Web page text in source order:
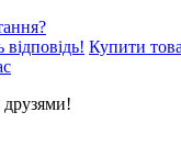
відповідь! Купити
друзями!